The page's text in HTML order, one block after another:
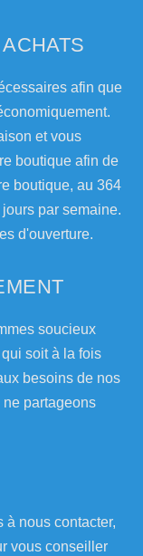
afin que
et vous
boutique afin de
boutique, au 364
par semaine.
d'ouverture.
soucieux
soit à la fois
besoins de nos
partageons
à nous contacter,
vous conseiller